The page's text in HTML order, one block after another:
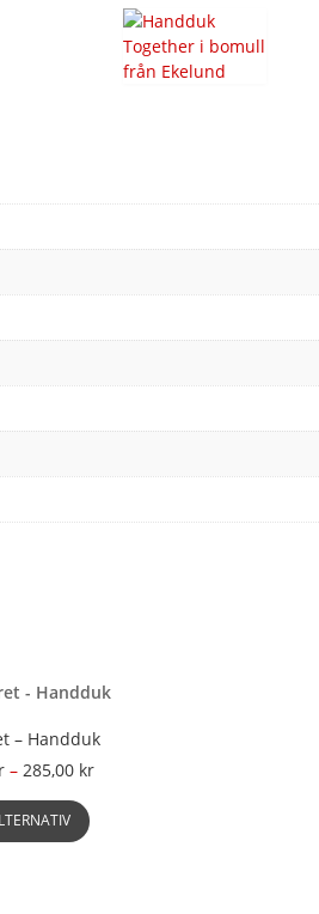
– Handduk
– 285,00 krPrisintervall:
här